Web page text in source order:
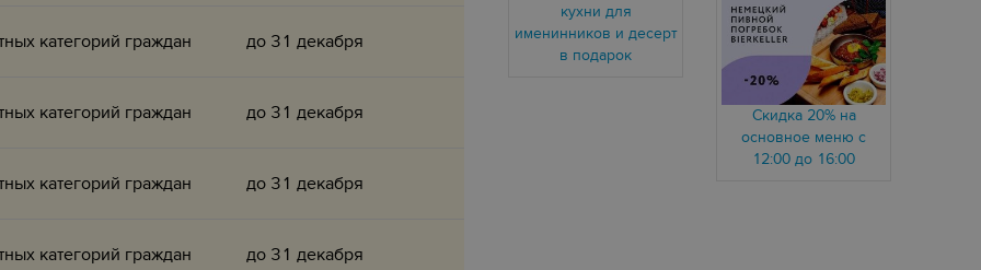
категорий граждан до 31 декабря
категорий граждан до 31 декабря
категорий граждан до 31 декабря
категорий граждан до 31 декабря
кухни для
именинников и десерт
в подарок
Скидка 20% на
основное меню с
12:00 до 16:00